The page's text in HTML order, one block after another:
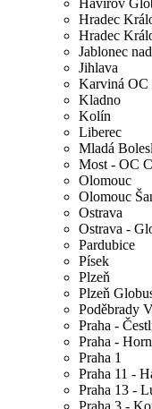
Havířov
Hradec
Hradec
Jablonec
Jihlava
Karviná OC
Kladno
Kolín
Liberec
Mladá
Most - OC
Olomouc
Olomouc
Ostrava
Ostrava -
Pardubice
Písek
Plzeň
Plzeň
Poděbrady
Praha -
Praha -
Praha 1
Praha 11 -
Praha 13 -